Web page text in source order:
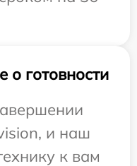
готовности
и наш
к вам